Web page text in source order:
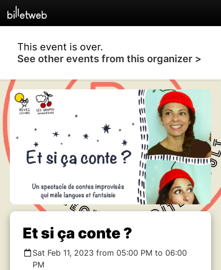
This event is over.
See other events from this organizer >
Et si ça conte ?
Sat Feb 11, 2023 from 05:00 PM to 06:00
PM